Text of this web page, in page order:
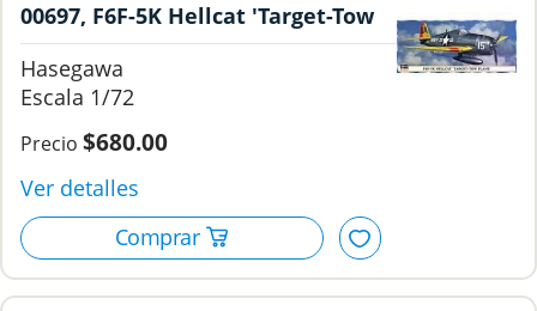
00697, F6F-5K Hellcat 'Target-Tow
Plane', 1/72, Hasegawa.
Hasegawa
1/72
$680.00